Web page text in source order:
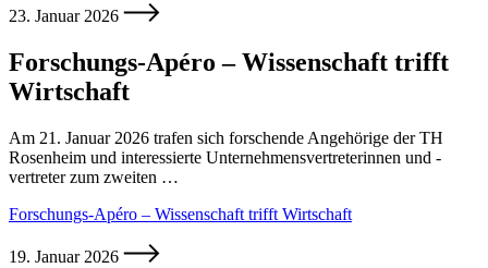
23. Januar 2026
Forschungs-Apéro – Wissenschaft trifft
Wirtschaft
Am 21. Januar 2026 trafen sich forschende Angehörige der TH
Rosenheim und interessierte Unternehmensvertreterinnen und -
vertreter zum zweiten …
Forschungs-Apéro – Wissenschaft trifft Wirtschaft
19. Januar 2026